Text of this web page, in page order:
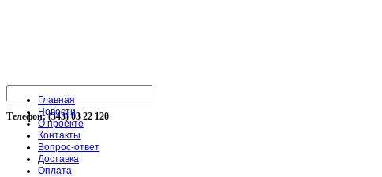
Телефон: (343) 03 22 120
Главная
Новости
О проекте
Контакты
Вопрос-ответ
Доставка
Оплата